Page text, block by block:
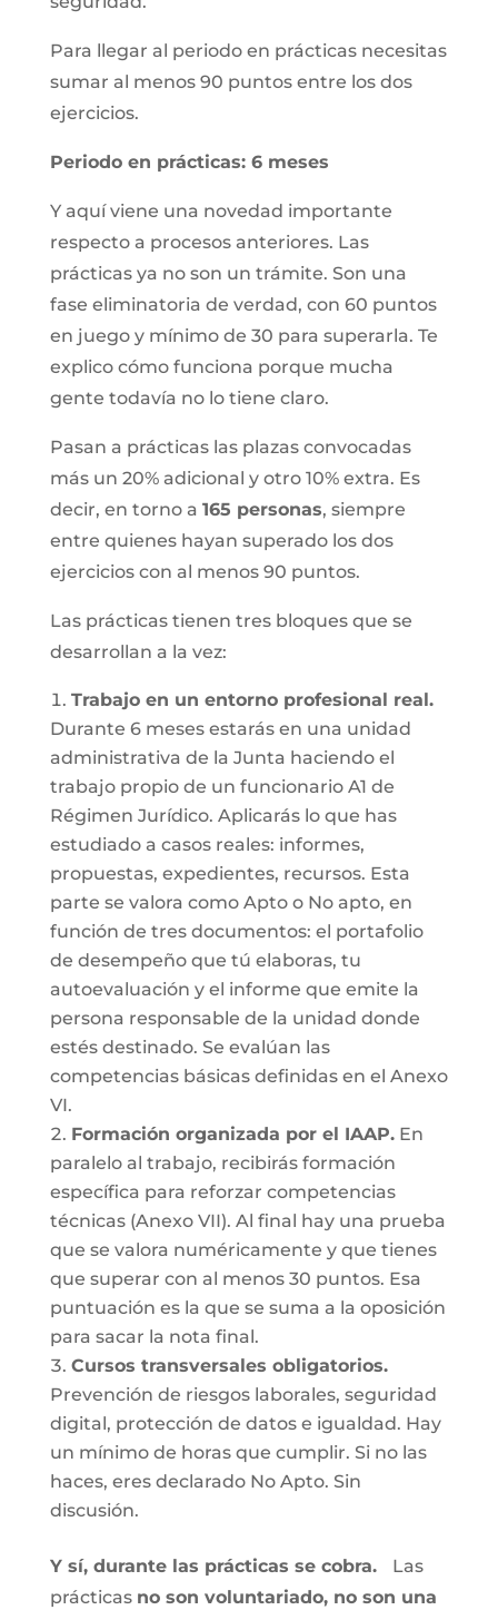
Para llegar al periodo en prácticas necesitas
sumar al menos 90 puntos entre los dos
ejercicios.
Periodo en prácticas: 6 meses
Y aquí viene una novedad importante
respecto a procesos anteriores. Las
prácticas ya no son un trámite. Son una
fase eliminatoria de verdad, con 60 puntos
en juego y mínimo de 30 para superarla. Te
explico cómo funciona porque mucha
gente todavía no lo tiene claro.
Pasan a prácticas las plazas convocadas
más un 20% adicional y otro 10% extra. Es
decir, en torno a 165 personas, siempre
entre quienes hayan superado los dos
ejercicios con al menos 90 puntos.
Las prácticas tienen tres bloques que se
desarrollan a la vez:
Trabajo en un entorno profesional real.
Durante 6 meses estarás en una unidad
administrativa de la Junta haciendo el
trabajo propio de un funcionario A1 de
Régimen Jurídico. Aplicarás lo que has
estudiado a casos reales: informes,
propuestas, expedientes, recursos. Esta
parte se valora como Apto o No apto, en
función de tres documentos: el portafolio
de desempeño que tú elaboras, tu
autoevaluación y el informe que emite la
persona responsable de la unidad donde
estés destinado. Se evalúan las
competencias básicas definidas en el Anexo
VI.
Formación organizada por el IAAP.En
paralelo al trabajo, recibirás formación
específica para reforzar competencias
técnicas (Anexo VII). Al final hay una prueba
que se valora numéricamente y que tienes
que superar con al menos 30 puntos. Esa
puntuación es la que se suma a la oposición
para sacar la nota final.
Cursos transversales obligatorios.
Prevención de riesgos laborales, seguridad
digital, protección de datos e igualdad. Hay
un mínimo de horas que cumplir. Si no las
haces, eres declarado No Apto. Sin
discusión.
Y sí, durante las prácticas se cobra.
Las
prácticas no son voluntariado, no son una